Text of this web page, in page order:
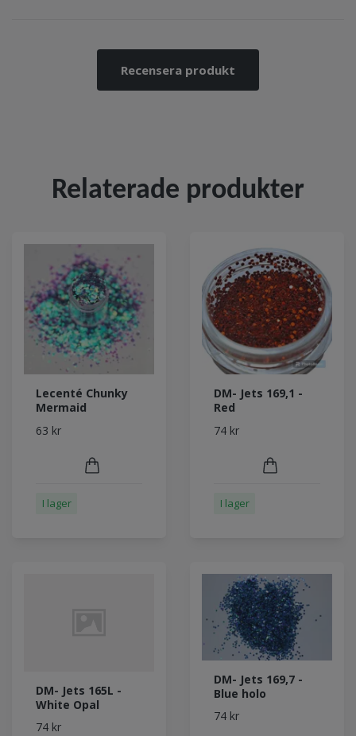
Recensera produkt
Relaterade produkter
Lecenté Chunky
Mermaid
63 kr
I lager
DM- Jets 169,1 -
Red
74 kr
I lager
DM- Jets 165L -
White Opal
74 kr
DM- Jets 169,7 -
Blue holo
74 kr